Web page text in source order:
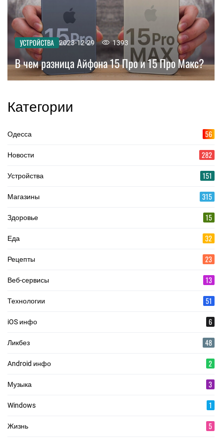
УСТРОЙСТВА 2023-12-29 1393
В чем разница Айфона 15 Про и 15 Про Макс?
Категории
Одесса 56
Новости 282
Устройства 151
Магазины 315
Здоровье 15
Еда 32
Рецепты 23
Веб-сервисы 13
Технологии 51
iOS инфо 6
Ликбез 48
Android инфо 2
Музыка 3
Windows 1
Жизнь 5